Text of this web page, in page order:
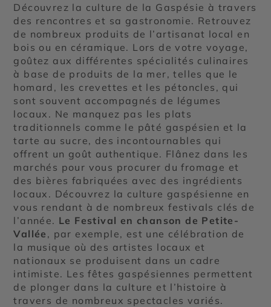
Découvrez la culture de la Gaspésie à travers
des rencontres et sa gastronomie. Retrouvez
de nombreux produits de l’artisanat local en
bois ou en céramique. Lors de votre voyage,
goûtez aux différentes spécialités culinaires
à base de produits de la mer, telles que le
homard, les crevettes et les pétoncles, qui
sont souvent accompagnés de légumes
locaux. Ne manquez pas les plats
traditionnels comme le pâté gaspésien et la
tarte au sucre, des incontournables qui
offrent un goût authentique. Flânez dans les
marchés pour vous procurer du fromage et
des bières fabriquées avec des ingrédients
locaux. Découvrez la culture gaspésienne en
vous rendant à de nombreux festivals clés de
l’année. Le Festival en chanson de Petite-
Vallée , par exemple, est une célébration de
la musique où des artistes locaux et
nationaux se produisent dans un cadre
intimiste. Les fêtes gaspésiennes permettent
de plonger dans la culture et l’histoire à
travers de nombreux spectacles variés.